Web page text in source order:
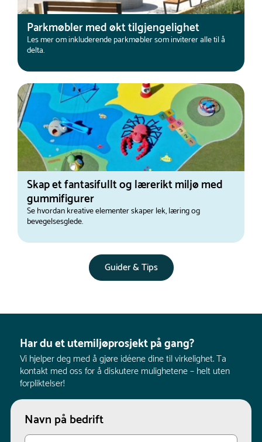
Parkmøbler med økt tilgjengelighet
Les mer om inkluderende parkmøbler som inviterer alle til å
delta.
Skap et fantasifullt og lærerikt miljø med
gummifigurer
Se hvordan kreative elementer skaper lek, læring og
bevegelsesglede.
Guider & Tips
Har du et utemiljøprosjekt på gang?
Vi hjelper deg med å gjøre idéene dine til virkelighet. Ta
kontakt med oss for å diskutere mulighetene – helt uten
forpliktelser!
Navn på bedrift